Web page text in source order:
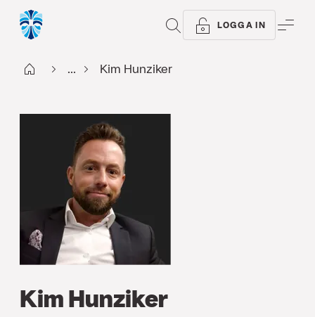
SÖK LOGGA IN
Start ... Kim Hunziker
Kim Hunziker